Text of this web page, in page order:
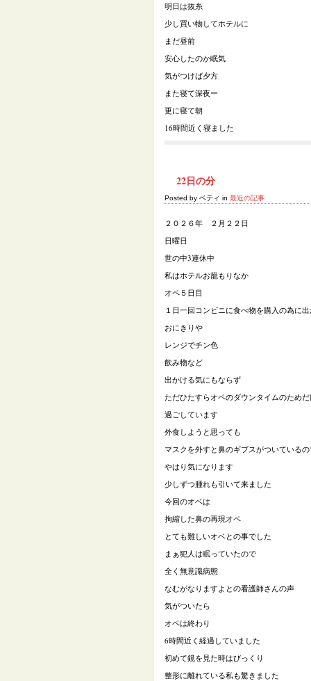
明日は抜糸
少し買い物してホテルに
まだ昼前
安心したのか眠気
気がつけば夕方
また寝て深夜ー
更に寝て朝
16時間近く寝ました
22日の分
Posted by ベティ in 最近の記事
２０２６年 ２月２２日
日曜日
世の中3連休中
私はホテルお籠もりなか
オペ５日目
１日一回コンビニに食べ物を購入の為に
おにきりや
レンジでチン色
飲み物など
出かける気にもならず
ただひたすらオペのダウンタイムのため
過ごしています
外食しようと思っても
マスクを外すと鼻のギブスがついている
やはり気になります
少しずつ腫れも引いて来ました
今回のオベは
拘縮した鼻の再現オペ
とても難しいオベとの事でした
まぁ犯人は眠っていたので
全く無意識病態
なむがなりますよとの看護師さんの声
気がついたら
オペは終わり
6時間近く経過していました
初めて鏡を見た時はびっくり
整形に離れている私も驚きました